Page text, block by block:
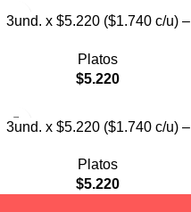
3und. x $5.220 ($1.740 c/u) –
Platos
$5.220
3und. x $5.220 ($1.740 c/u) –
Platos
$5.220